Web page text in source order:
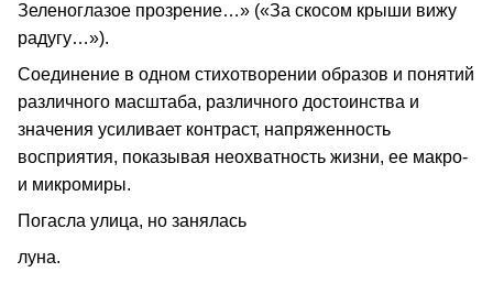
Зеленоглазое прозрение…» («За скосом крыши вижу
радугу…»).
Соединение в одном стихотворении образов и понятий
различного масштаба, различного достоинства и
значения усиливает контраст, напряженность
восприятия, показывая неохватность жизни, ее макро-
и микромиры.
Погасла улица, но занялась
луна.